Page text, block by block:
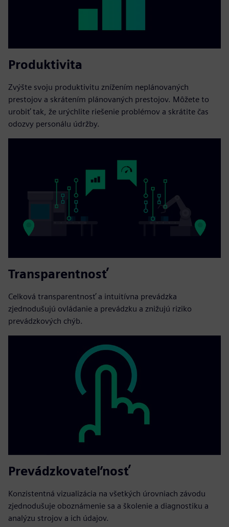
Produktivita
Zvýšte svoju produktivitu znížením neplánovaných
prestojov a skrátením plánovaných prestojov. Môžete to
urobiť tak, že urýchlite riešenie problémov a skrátite čas
odozvy personálu údržby.
Transparentnosť
Celková transparentnosť a intuitívna prevádzka
zjednodušujú ovládanie a prevádzku a znižujú riziko
prevádzkových chýb.
Prevádzkovateľnosť
Konzistentná vizualizácia na všetkých úrovniach závodu
zjednodušuje oboznámenie sa a školenie a diagnostiku a
analýzu strojov a ich údajov.